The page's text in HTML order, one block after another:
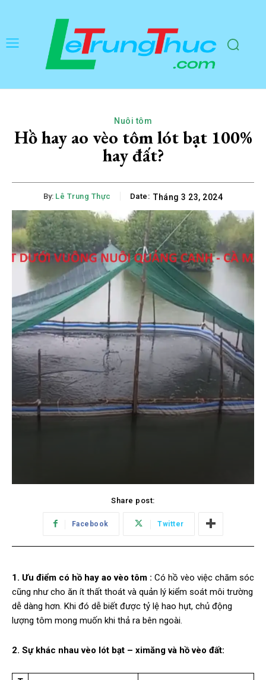
Nuôi tôm
Hồ hay ao vèo tôm lót bạt 100%
hay đất?
By: Lê Trung Thực Date: Tháng 3 23, 2024
Share post:
Facebook Twitter
1. Ưu điểm có hồ hay ao vèo tôm : Có hồ vèo việc chăm sóc
cũng như cho ăn ít thất thoát và quản lý kiểm soát môi trường
dễ dàng hơn. Khi đó dễ biết được tỷ lệ hao hụt, chủ động
lượng tôm mong muốn khi thả ra bên ngoài.
2. Sự khác nhau vèo lót bạt – ximăng và hồ vèo đất: